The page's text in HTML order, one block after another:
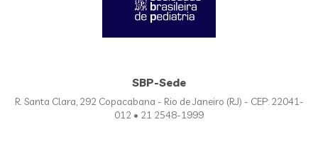
SBP-Sede
R. Santa Clara, 292 Copacabana - Rio de Janeiro (RJ) - CEP: 22041-
012 • 21 2548-1999